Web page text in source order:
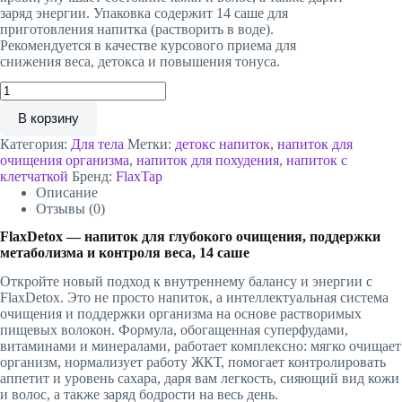
заряд энергии. Упаковка содержит 14 саше для
приготовления напитка (растворить в воде).
Рекомендуется в качестве курсового приема для
снижения веса, детокса и повышения тонуса.
Количество
товара
Напиток
В корзину
Категория: Для тела Метки: детокс напиток, напиток для
очищения организма, напиток для похудения, напиток с
клетчаткой Бренд: FlaxTap
Описание
Отзывы (0)
FlaxDetox — напиток для глубокого очищения, поддержки
метаболизма и контроля веса, 14 саше
Откройте новый подход к внутреннему балансу и энергии с
FlaxDetox. Это не просто напиток, а интеллектуальная система
очищения и поддержки организма на основе растворимых
пищевых волокон. Формула, обогащенная суперфудами,
витаминами и минералами, работает комплексно: мягко очищает
организм, нормализует работу ЖКТ, помогает контролировать
аппетит и уровень сахара, даря вам легкость, сияющий вид кожи
и волос, а также заряд бодрости на весь день.